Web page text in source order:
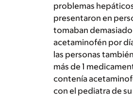
problemas
presentaron en
tomaban demasiado
acetaminofén por
las personas
más de 1
contenía
con el pediatra de